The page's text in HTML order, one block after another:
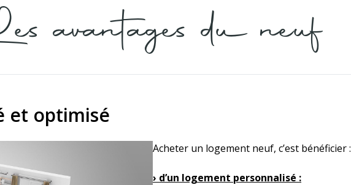
avantages du neuf
et optimisé
Acheter un logement neuf, c’est bénéficier :
› d’un logement personnalisé :